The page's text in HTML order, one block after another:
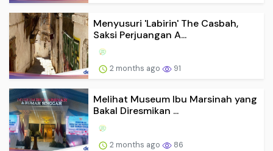
Menyusuri 'Labirin' The Casbah,
Saksi Perjuangan A...
2 months ago 91
Melihat Museum Ibu Marsinah yang
Bakal Diresmikan ...
2 months ago 86